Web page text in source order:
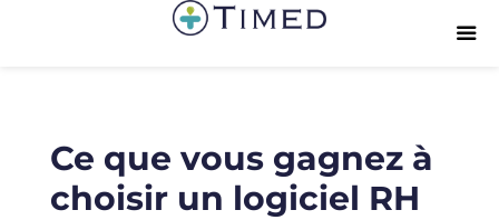
Ce que vous gagnez à
choisir un logiciel RH